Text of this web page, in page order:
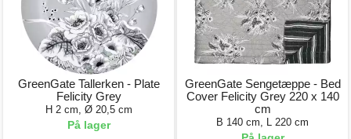
GreenGate Tallerken - Plate
Felicity Grey
H 2 cm, Ø 20,5 cm
På lager
GreenGate Sengetæppe - Bed
Cover Felicity Grey 220 x 140
cm
B 140 cm, L 220 cm